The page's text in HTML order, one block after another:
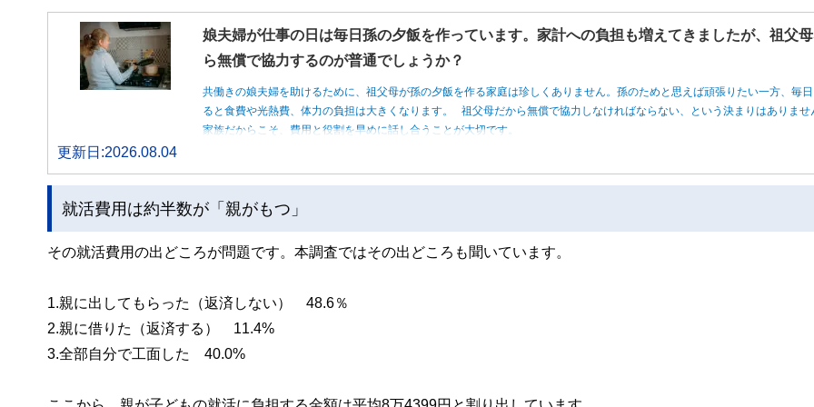
娘夫婦が仕事の日は毎日孫の夕飯を作っています。家計への負担も増えてきましたが、祖父
ら無償で協力するのが普通でしょうか？
共働きの娘夫婦を助けるために、祖父母が孫の夕飯を作る家庭は珍しくありません。孫のためと思えば頑張りたい一方、毎日
ると食費や光熱費、体力の負担は大きくなります。 祖父母だから無償で協力しなければならない、という決まりはありませ
家族だからこそ、費用と役割を早めに話し合うことが大切です。
更新日:2026.08.04
就活費用は約半数が「親がもつ」
その就活費用の出どころが問題です。本調査ではその出どころも聞いています。
1.親に出してもらった（返済しない） 48.6％
2.親に借りた（返済する） 11.4%
3.全部自分で工面した 40.0%